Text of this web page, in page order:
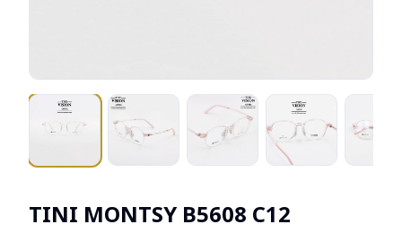
TINI MONTSY B5608 C12